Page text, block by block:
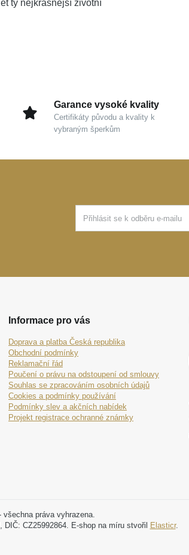
ty nejkrásnější životní
Garance vysoké kvality
Certifikáty původu a kvality k
vybraným šperkům
Informace pro vás
Doprava a platba Česká republika
Obchodní podmínky
Reklamační řád
Poučení o právu na odstoupení od smlouvy
Souhlas se zpracováním osobních údajů
Cookies a podmínky používání
Podmínky slev a akčních nabídek
Projekt registrace ochranné známky
práva vyhrazena.
CZ25992864. E-shop na míru stvořil
Elasticr.